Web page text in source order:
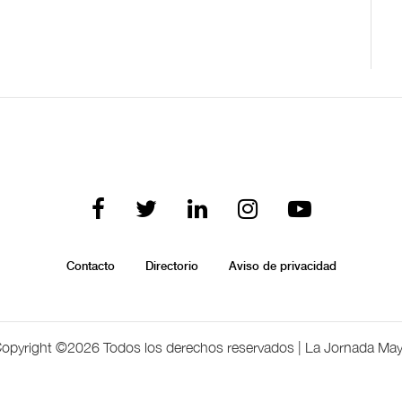
Contacto Directorio Aviso de privacidad
©2026 Todos los derechos reservados | La Jornada